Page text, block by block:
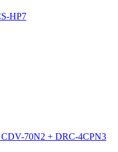
HP7
CDV-70N2 + DRC-4CPN3